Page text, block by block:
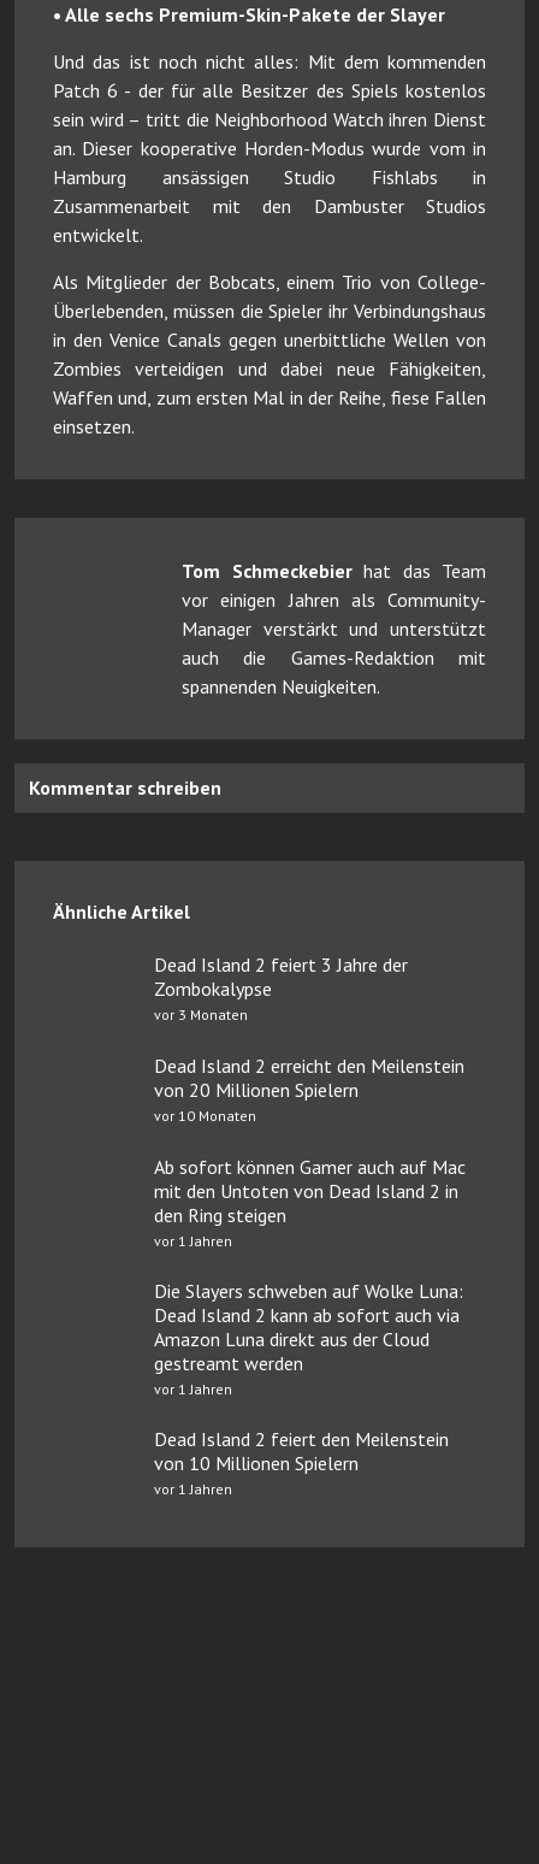
• Alle sechs Premium-Skin-Pakete der Slayer
Und das ist noch nicht alles: Mit dem kommenden
Patch 6 - der für alle Besitzer des Spiels kostenlos
sein wird – tritt die Neighborhood Watch ihren Dienst
an. Dieser kooperative Horden-Modus wurde vom in
Hamburg ansässigen Studio Fishlabs in
Zusammenarbeit mit den Dambuster Studios
entwickelt.
Als Mitglieder der Bobcats, einem Trio von College-
Überlebenden, müssen die Spieler ihr Verbindungshaus
in den Venice Canals gegen unerbittliche Wellen von
Zombies verteidigen und dabei neue Fähigkeiten,
Waffen und, zum ersten Mal in der Reihe, fiese Fallen
einsetzen.
Tom Schmeckebierhat das Team
vor einigen Jahren als Community-
Manager verstärkt und unterstützt
auch die Games-Redaktion mit
spannenden Neuigkeiten.
Kommentar schreiben
Ähnliche Artikel
Dead Island 2 feiert 3 Jahre der
Zombokalypse
vor 3 Monaten
Dead Island 2 erreicht den Meilenstein
von 20 Millionen Spielern
vor 10 Monaten
Ab sofort können Gamer auch auf Mac
mit den Untoten von Dead Island 2 in
den Ring steigen
vor 1 Jahren
Die Slayers schweben auf Wolke Luna:
Dead Island 2 kann ab sofort auch via
Amazon Luna direkt aus der Cloud
gestreamt werden
vor 1 Jahren
Dead Island 2 feiert den Meilenstein
von 10 Millionen Spielern
vor 1 Jahren